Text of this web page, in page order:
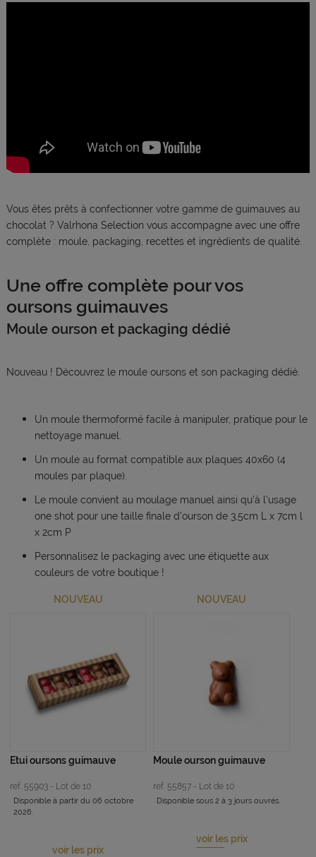
Vous êtes prêts à confectionner votre gamme de guimauves au
chocolat ? Valrhona Selection vous accompagne avec une offre
complète : moule, packaging, recettes et ingrédients de qualité.
Une offre complète pour vos
oursons guimauves
Moule ourson et packaging dédié
Nouveau ! Découvrez le moule oursons et son packaging dédié.
Un moule thermoformé facile à manipuler, pratique pour le
nettoyage manuel.
Un moule au format compatible aux plaques 40x60 (4
moules par plaque).
Le moule convient au moulage manuel ainsi qu’à l’usage
one shot pour une taille finale d'ourson de 3,5cm L x 7cm l
x 2cm P
Personnalisez le packaging avec une étiquette aux
couleurs de votre boutique !
NOUVEAU
Etui oursons guimauve
ref. 55903 - Lot de 10
Disponible à partir du 06 octobre
2026.
voir les prix
NOUVEAU
Moule ourson guimauve
ref. 55857 - Lot de 10
Disponible sous 2 à 3 jours ouvrés.
voir les prix